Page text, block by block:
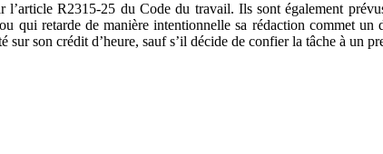
l’article R2315-25 du Code du travail. Ils sont également
qui retarde de manière intentionnelle sa rédaction commet
sur son crédit d’heure, sauf s’il décide de confier la tâche à un